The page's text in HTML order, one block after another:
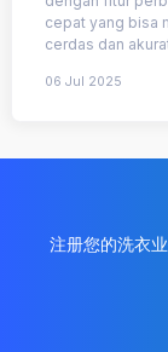
cepat yang bisa
cerdas dan
06 Jul 2025
注册您的洗衣